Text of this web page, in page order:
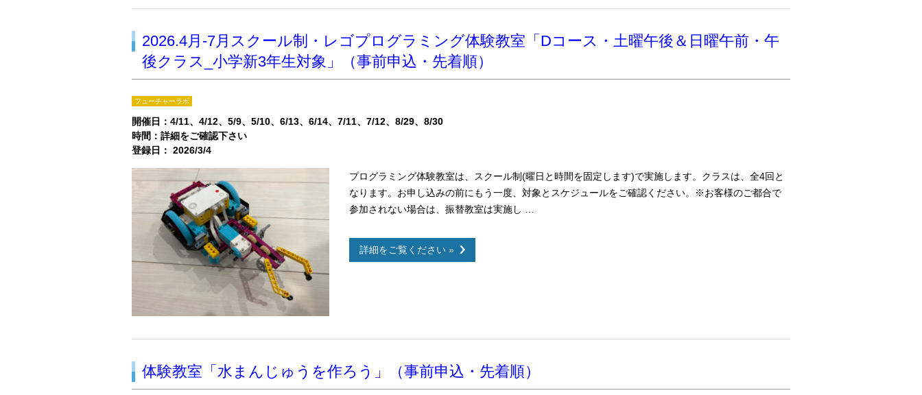
2026.4月-7月スクール制・レゴプログラミング体験教室「Dコース・土曜午後＆日曜午前・午
後クラス_小学新3年生対象」（事前申込・先着順）
フューチャーラボ
開催日： 4/11 4/12 5/9 5/10 6/13 6/14 7/11 7/12 8/29
8/30
時間：詳細をご確認下さい
登録日： 2026/3/4
プログラミング体験教室は、スクール制(曜日と時間を固定します)で実施します。クラスは、全4回と
なります。お申し込みの前にもう一度、対象とスケジュールをご確認ください。※お客様のご都合で
参加されない場合は、振替教室は実施し …
詳細をご覧ください »
体験教室「水まんじゅうを作ろう」（事前申込・先着順）